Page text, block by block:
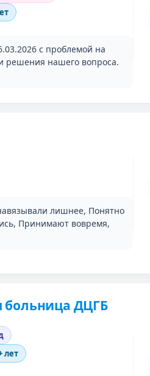
с проблемой на
решения нашего вопроса.
лишнее, Понятно
Принимают вовремя,
больница ДЦГБ
лет